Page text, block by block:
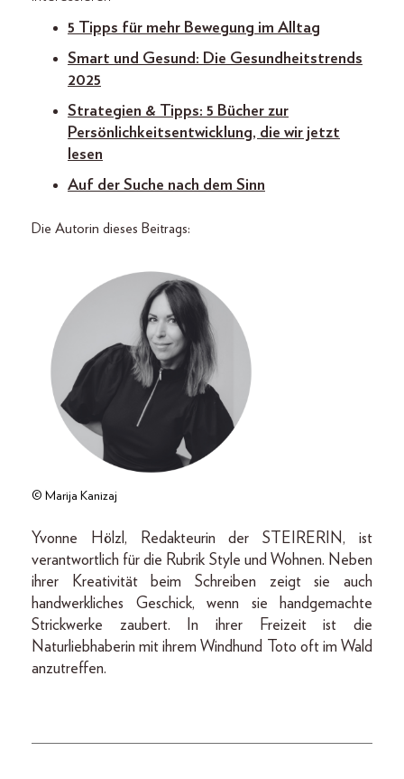
5 Tipps für mehr Bewegung im Alltag
Smart und Gesund: Die Gesundheitstrends
2025
Strategien & Tipps: 5 Bücher zur
Persönlichkeitsentwicklung, die wir jetzt
lesen
Auf der Suche nach dem Sinn
Die Autorin dieses Beitrags:
© Marija Kanizaj
Yvonne Hölzl, Redakteurin der STEIRERIN, ist
verantwortlich für die Rubrik Style und Wohnen. Neben
ihrer Kreativität beim Schreiben zeigt sie auch
handwerkliches Geschick, wenn sie handgemachte
Strickwerke zaubert. In ihrer Freizeit ist die
Naturliebhaberin mit ihrem Windhund Toto oft im Wald
anzutreffen.